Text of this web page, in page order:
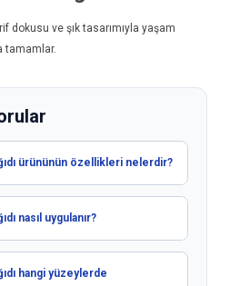
dokusu ve şık tasarımıyla yaşam
tamamlar.
ürününün özellikleri nelerdir?
nasıl uygulanır?
hangi yüzeylerde